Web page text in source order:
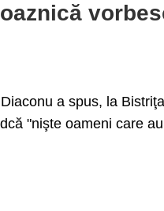
a spus, la
"nişte oameni care au